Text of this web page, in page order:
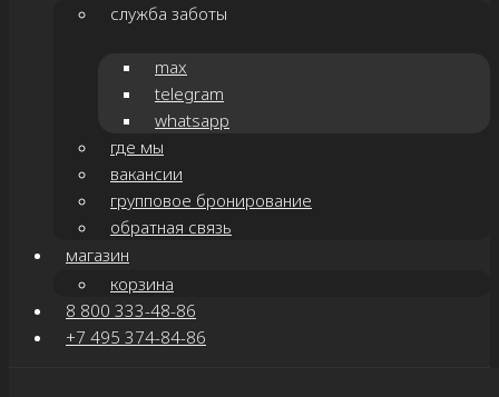
служба заботы
max
telegram
whatsapp
где мы
вакансии
групповое бронирование
обратная связь
магазин
корзина
8 800 333-48-86
+7 495 374-84-86